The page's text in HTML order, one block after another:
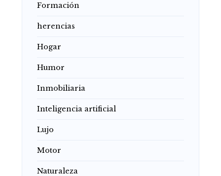
Formación
herencias
Hogar
Humor
Inmobiliaria
Inteligencia artificial
Lujo
Motor
Naturaleza